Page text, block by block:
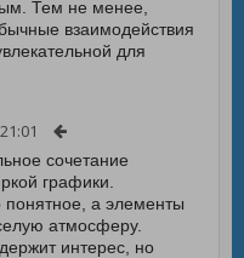
Тем не менее,
взаимодействия
для
сочетание
графики.
понятное, а элементы
атмосферу.
интерес, но